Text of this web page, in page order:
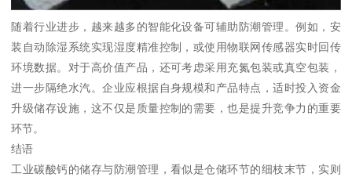
随着行业进步，越来越多的智能化设备可辅助防潮管理。例如，安
装自动除湿系统实现湿度精准控制，或使用物联网传感器实时回传
环境数据。对于高价值产品，还可考虑采用充氮包装或真空包装，
进一步隔绝水汽。企业应根据自身规模和产品特点，适时投入资金
升级储存设施，这不仅是质量控制的需要，也是提升竞争力的重要
环节。
结语
工业碳酸钙的储存与防潮管理，看似是仓储环节的细枝末节，实则